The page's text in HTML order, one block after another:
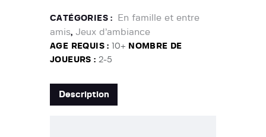
CATÉGORIES :
En famille et entre
amis, Jeux d’ambiance
AGE REQUIS : 10+ NOMBRE DE
JOUEURS :2-5
Description